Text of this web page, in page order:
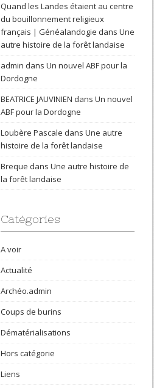
Quand les Landes étaient au centre
du bouillonnement religieux
français | Généalandogie dans Une
autre histoire de la forêt landaise
admin dans Un nouvel ABF pour la
Dordogne
BEATRICE JAUVINIEN dans Un nouvel
ABF pour la Dordogne
Loubère Pascale dans Une autre
histoire de la forêt landaise
Breque dans Une autre histoire de
la forêt landaise
Catégories
A voir
Actualité
Archéo.admin
Coups de burins
Dématérialisations
Hors catégorie
Liens